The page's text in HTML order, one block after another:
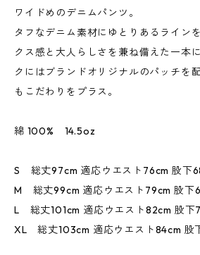
ワイドめのデニムパンツ。
タフなデニム素材にゆとりあるライン
クス感と大人らしさを兼ね備えた一本
クにはブランドオリジナルのパッチを
もこだわりをプラス。
綿 100% 14.5oz
S 総丈97cm 適応ウエスト76cm 股下
M 総丈99cm 適応ウエスト79cm 股下
L 総丈101cm 適応ウエスト82cm 股下
XL 総丈103cm 適応ウエスト84cm 股